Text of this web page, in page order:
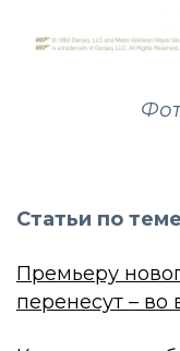
Статьи по
Премьеру
перенесут – во